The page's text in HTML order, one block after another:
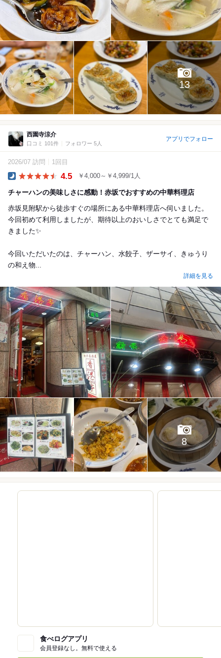
13
西園寺涼介
口コミ 101件 フォロワー 5人
アプリでフォロー
2026/07 訪問 1回目
4.5 ￥4,000～￥4,999/1人
チャーハンの美味しさに感動！赤坂でおすすめの中華料理店
赤坂見附駅から徒歩すぐの場所にある中華料理店へ伺いました。
今回初めて利用しましたが、期待以上のおいしさでとても満足で
きました✨
今回いただいたのは、チャーハン、水餃子、ザーサイ、きゅうり
の和え物...
詳細を見る
8
食べログアプリ
会員登録なし。無料で使える